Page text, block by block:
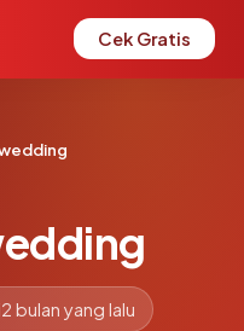
Cek Gratis
2 bulan yang lalu